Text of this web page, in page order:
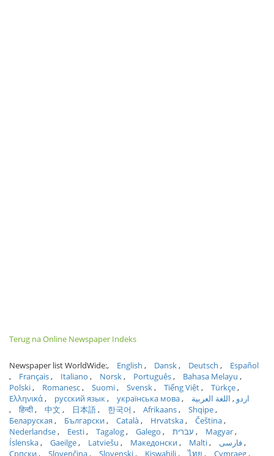
Terug na Online Newspaper Indeks
Newspaper list WorldWide: English Dansk Deutsch
Español
Français
Italiano Norsk Português
Bahasa Melayu
Polski
Romanesc Suomi Svensk Tiếng Việt
Türkçe
Ελληνικά
русский язык українська мова اردو
اللغة العربية
हिन्दी
中文 日本語 한국어 Afrikaans
Shqipe
Беларуская
Български Català Hrvatska
Čeština
Nederlandse
Eesti Tagalog Galego עברית
Magyar
Íslenska
Gaeilge Latviešu Македонски Malti
فارسی
Српски
Slovenčina Slovenski Kiswahili ไทย Cymraeg